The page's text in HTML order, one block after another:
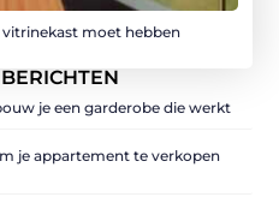
moet hebben
je een garderobe die werkt
je appartement te verkopen